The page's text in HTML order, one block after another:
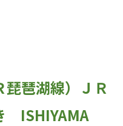
琵琶湖線）ＪＲ
ISHIYAMA